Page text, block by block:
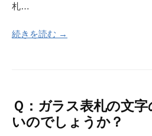
札…
続きを読む →
Ｑ：ガラス表札の文
いのでしょうか？